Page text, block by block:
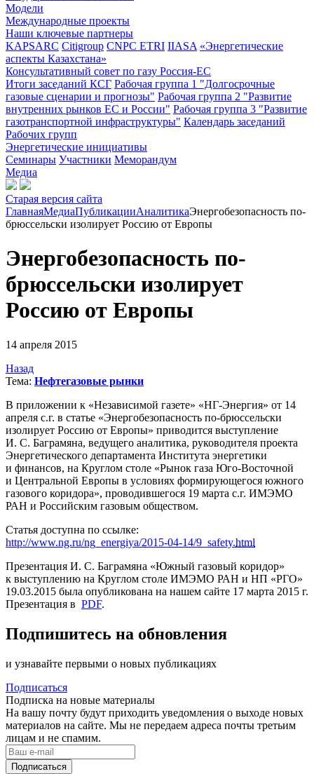
Модели
Международные проекты
Наши ключевые партнеры
KAPSARC Citigroup CNPC ETRI IIASA «Энергетические
аспекты Казахстана»
Консультативный совет по газу Россия-ЕС
Итоги заседаний КСГ Рабочая группа 1 "Долгосрочные
газовые сценарии и прогнозы" Рабочая группа 2 "Развитие
внутренних рынков ЕС и России" Рабочая группа 3 "Развитие
газотранспортной инфраструктуры" Календарь заседаний
Рабочих групп
Энергетические инициативы
Семинары Участники Меморандум
Медиа
Старая версия сайта
ГлавнаяМедиаПубликацииАналитикаЭнергобезопасность по-
брюссельски изолирует Россию от Европы
Энергобезопасность по-
брюссельски изолирует
Россию от Европы
14 апреля 2015
Назад
Тема: Нефтегазовые рынки
В приложении к «Независимой газете» «НГ-Энергия» от 14
апреля с.г. в статье «Энергобезопасность по-брюссельски
изолирует Россию от Европы» приводится выступление
И. С. Баграмяна, ведущего аналитика, руководителя проекта
Энергетического департамента Института энергетики
и финансов, на Круглом столе «Рынок газа Юго-Восточной
и Центральной Европы в условиях формирующегося южного
газового коридора», проводившегося 19 марта с.г. ИМЭМО
РАН и Российским газовым обществом.
Статья доступна по ссылке:
http://www.ng.ru/ng_energiya/2015-04-14/9_safety.html
Презентация И. С. Баграмяна «Южный газовый коридор»
к выступлению на Круглом столе ИМЭМО РАН и НП «РГО»
19.03.2015 была опубликована на нашем сайте 17 марта 2015 г.
Презентация в PDF.
Подпишитесь на обновления
и узнавайте первыми о новых публикациях
Подписаться
Подписка на новые материалы
На вашу почту будут приходить уведомления о выходе новых
материалов на сайте. Мы не передаем адреса почты третьим
лицам и не спамим.
Подписаться